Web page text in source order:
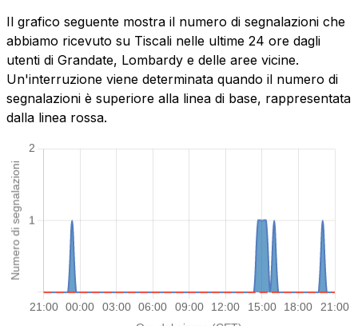
Il grafico seguente mostra il numero di segnalazioni che
abbiamo ricevuto su Tiscali nelle ultime 24 ore dagli
utenti di Grandate, Lombardy e delle aree vicine.
Un'interruzione viene determinata quando il numero di
segnalazioni è superiore alla linea di base, rappresentata
dalla linea rossa.